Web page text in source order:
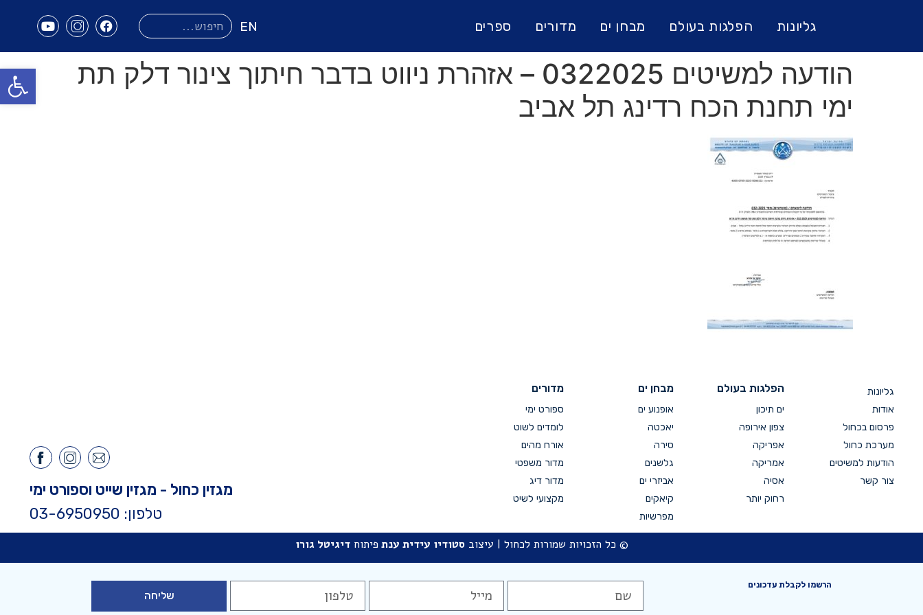
גליונות הפלגות בעולם מבחן ים מדורים ספרים EN
for:
הודעה למשיטים 0322025 – אזהרת ניווט בדבר חיתוך צינור דלק תת
ימי תחנת הכח רדינג תל אביב
גליונות
אודות
פרסום בכחול
מערכת כחול
הודעות למשיטים
צור קשר
הפלגות בעולם
ים תיכון
צפון אירופה
אפריקה
אמריקה
אסיה
רחוק יותר
מבחן ים
אופנוע ים
יאכטה
סירה
גלשנים
אביזרי ים
קיאקים
מפרשיות
מדורים
ספורט ימי
לומדים לשוט
אורח מהים
מדור משפטי
מדור דיג
מקצועי לשיט
מגזין כחול - מגזין שייט וספורט ימי
טלפון: 03-6950950
© כל הזכויות שמורות לכחול | עיצובסטודיו עידית ענת פיתוח דיגיטל גורו
הרשמו לקבלת עדכונים
שליחה
פתח